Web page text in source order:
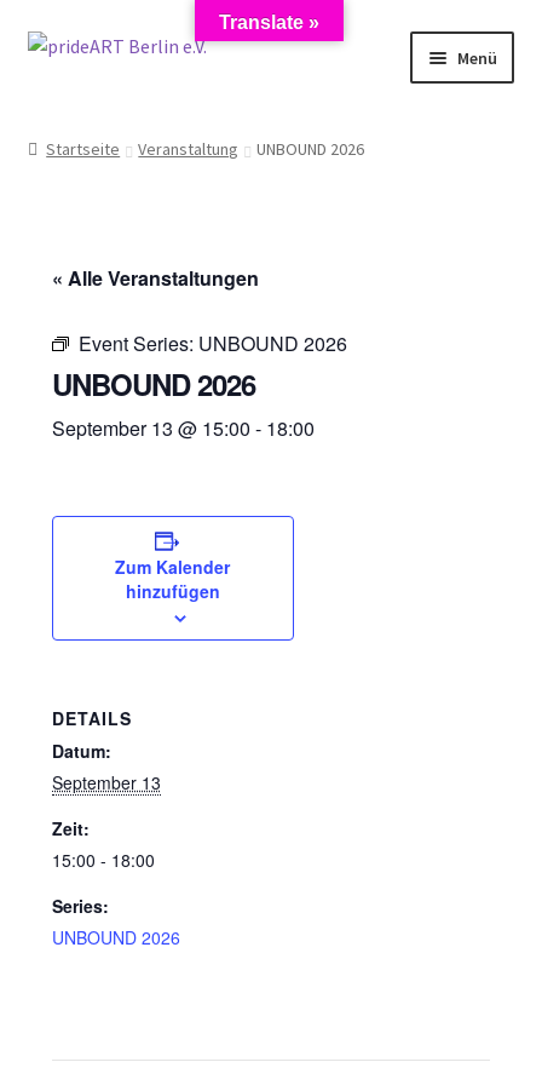
Zur
Zum
Menü
Impressum
Kasse
Mein Konto
Startseite Veranstaltung UNBOUND 2026
« Alle Veranstaltungen
Event Series: UNBOUND 2026
UNBOUND 2026
September 13 @ 15:00 - 18:00
Zum Kalender
hinzufügen
DETAILS
Datum:
September 13
Zeit:
15:00 - 18:00
Series:
UNBOUND 2026
Translate »